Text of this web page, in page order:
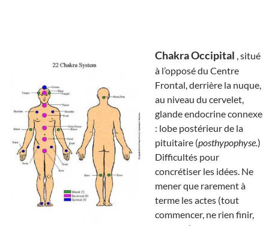
Chakra Occipital , situé
à l’opposé du Centre
Frontal, derrière la nuque,
au niveau du cervelet,
glande endocrine connexe
: lobe postérieur de la
pituitaire (posthypophyse.)
Difficultés pour
concrétiser les idées. Ne
mener que rarement à
terme les actes (tout
commencer, ne rien finir,